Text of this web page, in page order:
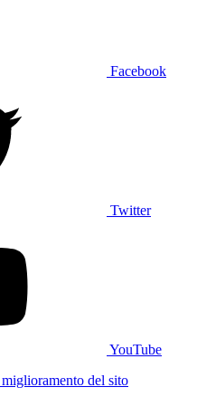
Facebook
Twitter
YouTube
del sito